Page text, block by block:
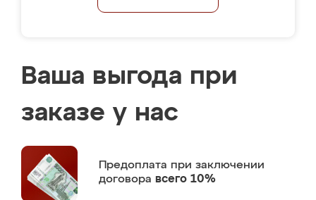
Ваша выгода при
заказе у нас
Предоплата при заключении
договора всего 10%